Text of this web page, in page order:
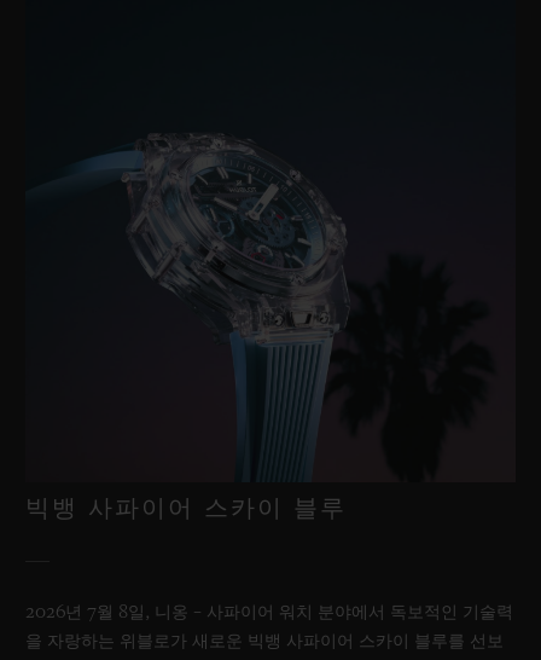
빅뱅 사파이어 스카이 블루
2026년 7월 8일, 니옹 – 사파이어 워치 분야에서 독보적인 기술력
을 자랑하는 위블로가 새로운 빅뱅 사파이어 스카이 블루를 선보